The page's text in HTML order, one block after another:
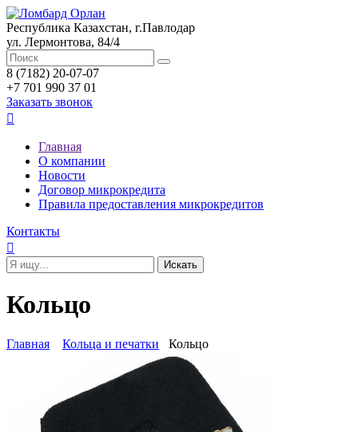
Республика Казахстан, г.Павлодар
ул. Лермонтова, 84/4
8 (7182) 20-07-07
+7 701 990 37 01
Заказать звонок

Главная
О компании
Новости
Договор микрокредита
Правила предоставления микрокредитов
Контакты

Кольцо
Главная Кольца и печатки Кольцо